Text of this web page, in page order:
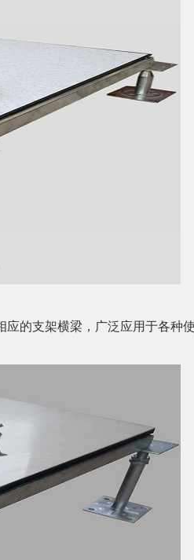
的支架横梁，广泛应用于各种